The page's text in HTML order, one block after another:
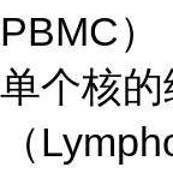
PBMC）
单个核
（